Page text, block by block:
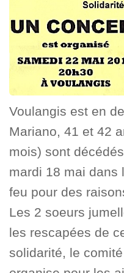
Voulangis est en
Mariano, 41 et 42
mois) sont
mardi 18 mai dans
feu pour des
Les 2 soeurs
les rescapées de
solidarité, le